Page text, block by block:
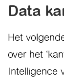
Data
Het
over het
Intelligence